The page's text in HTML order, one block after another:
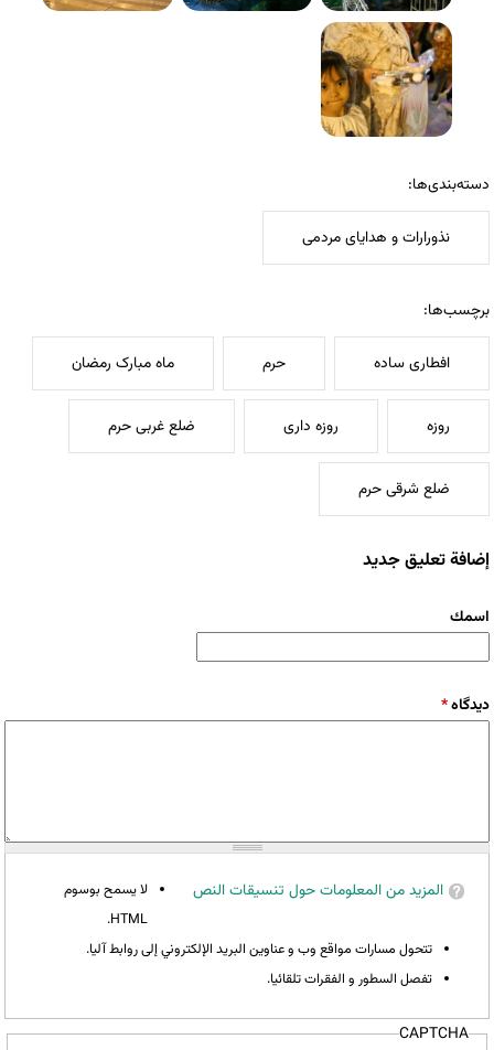
دسته‌بندی‌ها:
نذورارات و هدایای مردمی
برچسب‌ها:
افطاری ساده حرم ماه مبارک رمضان
روزه روزه داری ضلع غربی حرم
ضلع شرقی حرم
إضافة تعليق جديد
‏اسمك ‏
‏دیدگاه ‏*
المزيد من المعلومات حول تنسيقات النص
لا يسمح بوسوم
HTML.
تتحول مسارات مواقع وب و عناوين البريد الإلكتروني إلى روابط آليا.
تفصل السطور و الفقرات تلقائيا.
CAPTCHA